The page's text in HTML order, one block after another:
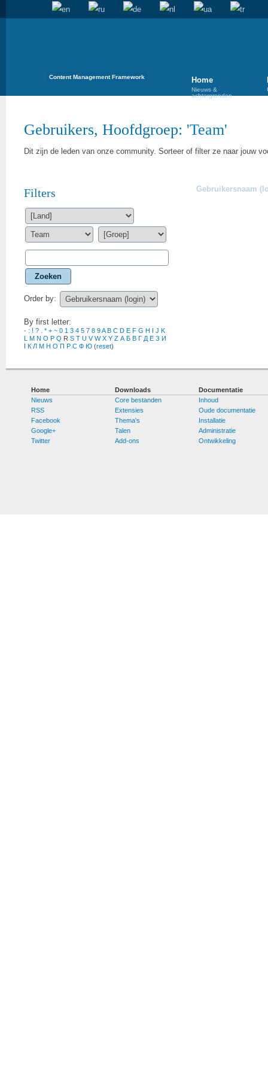
Content Management Framework Home
Nieuws &
achtergronden
Gebruikers, Hoofdgroep: 'Team'
Dit zijn de leden van onze community. Sorteer of filter ze naar jouw
Filters
Zoeken
Order by:
By first letter:
- : ! ? * + ~ 0 1 3 4 5 7 8 9A B C D E F G H J K
M N O P Q R S T U V W X Y Z А Б В Г Д Е З И
К Л М Н О П Р С Ф Ю (reset)
Gebruikersnaam
Home
Nieuws
RSS
Facebook
Google+
Twitter
Downloads
Core bestanden
Extensies
Thema's
Talen
Add-ons
Documentatie
Inhoud
Oude documentatie
Installatie
Administratie
Ontwikkeling